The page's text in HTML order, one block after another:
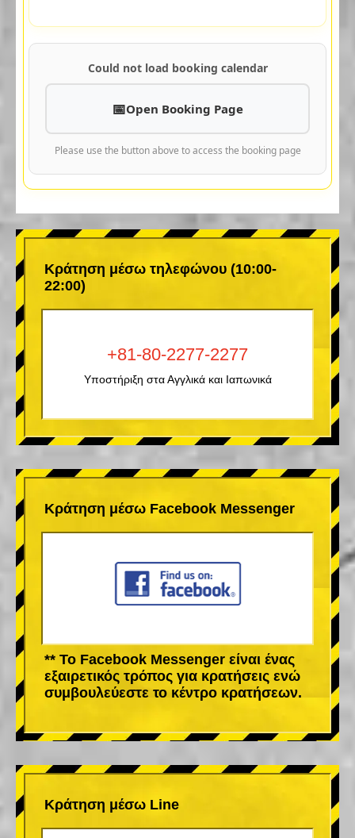
Could not load booking calendar
Open Booking Page
Please use the button above to access the booking page
Κράτηση μέσω τηλεφώνου (10:00-
22:00)
+81-80-2277-2277
Υποστήριξη στα Αγγλικά και Ιαπωνικά
Κράτηση μέσω Facebook Messenger
** Το Facebook Messenger είναι ένας
εξαιρετικός τρόπος για κρατήσεις ενώ
συμβουλεύεστε το κέντρο κρατήσεων.
Κράτηση μέσω Line